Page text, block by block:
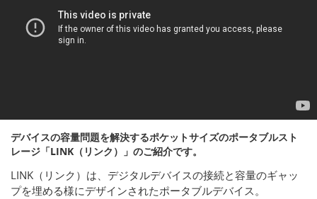
デバイスの容量問題を解決するポケットサイズのポータブルスト
レージ「LINK（リンク）」のご紹介です。
LINK（リンク）は、デジタルデバイスの接続と容量のギャッ
プを埋める様にデザインされたポータブルデバイス。